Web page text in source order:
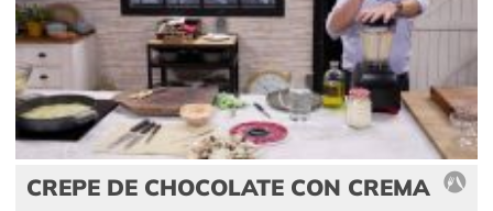
CREPE DE CHOCOLATE CON CREMA